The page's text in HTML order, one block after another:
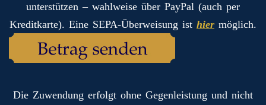
unterstützen – wahlweise über PayPal (auch per
Kreditkarte). Eine SEPA-Überweisung ist hier möglich.
Die Zuwendung erfolgt ohne Gegenleistung und nicht